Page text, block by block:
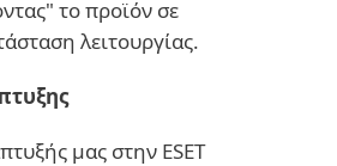
το προϊόν σε
λειτουργίας.
μας στην ESET